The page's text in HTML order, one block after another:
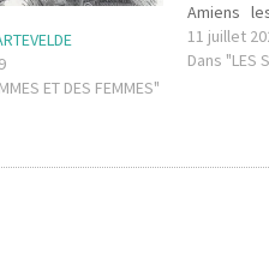
ET DES FEMMES"
Amiens
parce
11 juillet
Dans "LES